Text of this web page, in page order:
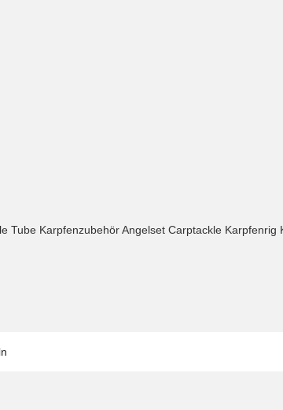
Tube Karpfenzubehör Angelset Carptackle